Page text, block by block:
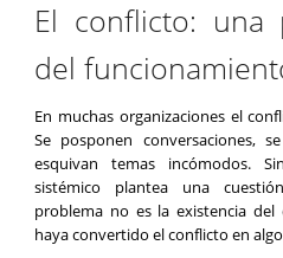
El conflicto: una
del
En muchas organizaciones el
Se posponen conversaciones,
esquivan temas incómodos.
sistémico plantea una
problema no es la existencia
haya convertido el conflicto en